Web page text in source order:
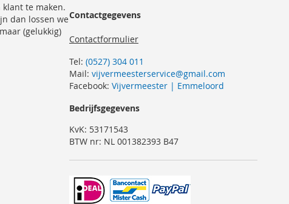
te maken.
dan lossen we
(gelukkig)
Contactgegevens
Contactformulier
Tel: (0527) 304 011
Mail: vijvermeesterservice@gmail.com
Facebook: Vijvermeester | Emmeloord
Bedrijfsgegevens
KvK: 53171543
BTW nr: NL 001382393 B47